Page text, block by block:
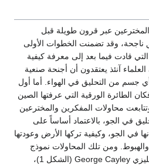
عبر قرون طويلة قبل
ناجحة، وقد تضمنت الخطوات الأولى
قادت فيما بعد إلى معرفة كيفية
آنئذ يعتقدون أن أجنحة صنعية
جسم من التحليق في الهواء. أما أول
الطائرة الورقية التي عرفتها الصين
محاولات المفكرين والمخترعين
في الجو، بالاعتماد أساساً على
في الجو، وكيفية تركها الأرض وعودتها
والهبوط. ومن تلك المحاولات نموذج
طائرة السير جورج كايلي الإنكليزي George Cayley (الشكل 1)،